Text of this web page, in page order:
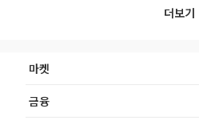
더보기
마켓
금융